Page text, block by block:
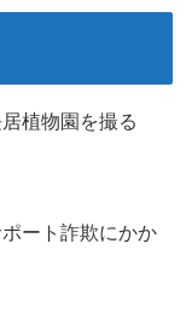
植物園を撮る
ート詐欺にかか